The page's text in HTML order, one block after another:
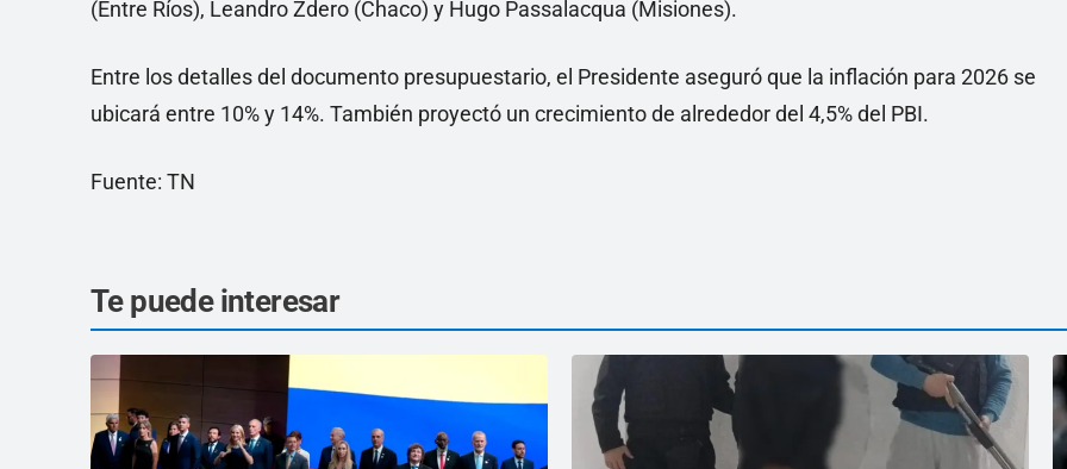
(Entre Ríos), Leandro Zdero (Chaco) y Hugo Passalacqua (Misiones).
Entre los detalles del documento presupuestario, el Presidente aseguró que la inflación para 2026 se
ubicará entre 10% y 14%. También proyectó un crecimiento de alrededor del 4,5% del PBI.
Fuente: TN
Te puede interesar